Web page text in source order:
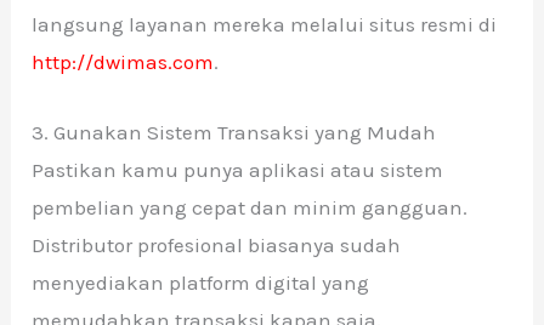
langsung layanan mereka melalui situs resmi di
http://dwimas.com.
3. Gunakan Sistem Transaksi yang Mudah
Pastikan kamu punya aplikasi atau sistem
pembelian yang cepat dan minim gangguan.
Distributor profesional biasanya sudah
menyediakan platform digital yang